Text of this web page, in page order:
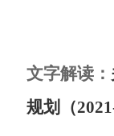
文字解读：
规划（